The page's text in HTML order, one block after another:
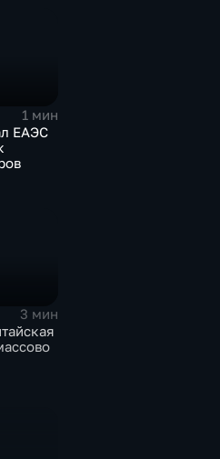
1 мин
ЕАЭС
3 мин